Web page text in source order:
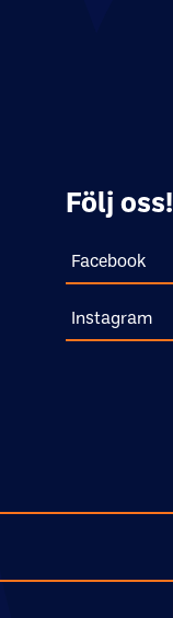
Följ oss!
Facebook
Instagram